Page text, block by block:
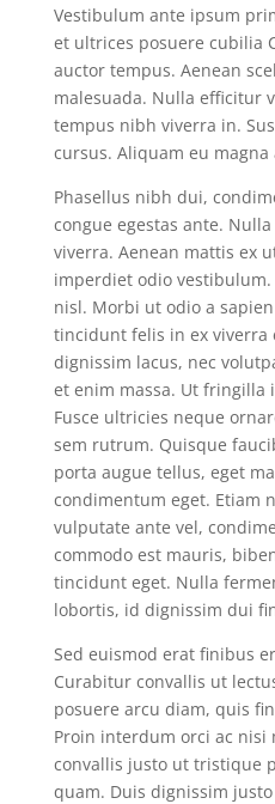
Vestibulum ante ipsum
et ultrices posuere cubilia
auctor tempus. Aenean
malesuada. Nulla efficitur
tempus nibh viverra in.
cursus. Aliquam eu
Phasellus nibh dui,
congue egestas ante.
viverra. Aenean mattis ex
imperdiet odio
nisl. Morbi ut odio a
tincidunt felis in ex
dignissim lacus, nec
et enim massa. Ut fringilla
Fusce ultricies neque
sem rutrum. Quisque
porta augue tellus, eget
condimentum eget. Etiam
vulputate ante vel,
commodo est mauris,
tincidunt eget. Nulla
lobortis, id dignissim dui
Sed euismod erat finibus
Curabitur convallis ut
posuere arcu diam, quis
Proin interdum orci ac nisi
convallis justo ut tristique
quam. Duis dignissim